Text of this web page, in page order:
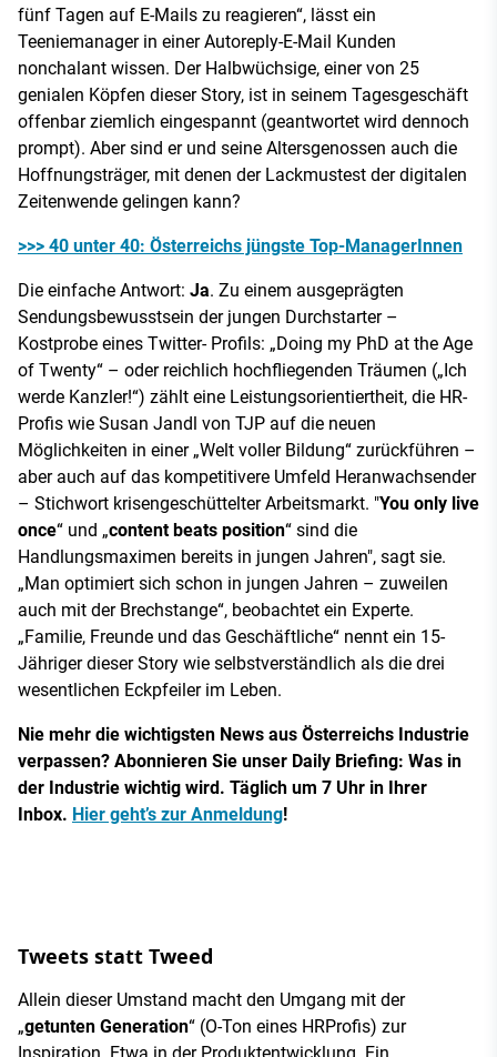
fünf Tagen auf E-Mails zu reagieren“, lässt ein
Teeniemanager in einer Autoreply-E-Mail Kunden
nonchalant wissen. Der Halbwüchsige, einer von 25
genialen Köpfen dieser Story, ist in seinem Tagesgeschäft
offenbar ziemlich eingespannt (geantwortet wird dennoch
prompt). Aber sind er und seine Altersgenossen auch die
Hoffnungsträger, mit denen der Lackmustest der digitalen
Zeitenwende gelingen kann?
>>> 40 unter 40: Österreichs jüngste Top-ManagerInnen
Die einfache Antwort: Ja. Zu einem ausgeprägten
Sendungsbewusstsein der jungen Durchstarter –
Kostprobe eines Twitter- Profils: „Doing my PhD at the Age
of Twenty“ – oder reichlich hochfliegenden Träumen („Ich
werde Kanzler!“) zählt eine Leistungsorientiertheit, die HR-
Profis wie Susan Jandl von TJP auf die neuen
Möglichkeiten in einer „Welt voller Bildung“ zurückführen –
aber auch auf das kompetitivere Umfeld Heranwachsender
– Stichwort krisengeschüttelter Arbeitsmarkt. "You only live
once“ und „content beats position“ sind die
Handlungsmaximen bereits in jungen Jahren", sagt sie.
„Man optimiert sich schon in jungen Jahren – zuweilen
auch mit der Brechstange“, beobachtet ein Experte.
„Familie, Freunde und das Geschäftliche“ nennt ein 15-
Jähriger dieser Story wie selbstverständlich als die drei
wesentlichen Eckpfeiler im Leben.
Nie mehr die wichtigsten News aus Österreichs Industrie
verpassen? Abonnieren Sie unser Daily Briefing: Was in
der Industrie wichtig wird. Täglich um 7 Uhr in Ihrer
Inbox. Hier geht’s zur Anmeldung!
Tweets statt Tweed
Allein dieser Umstand macht den Umgang mit der
„getunten Generation“ (O-Ton eines HRProfis) zur
Inspiration. Etwa in der Produktentwicklung. Ein